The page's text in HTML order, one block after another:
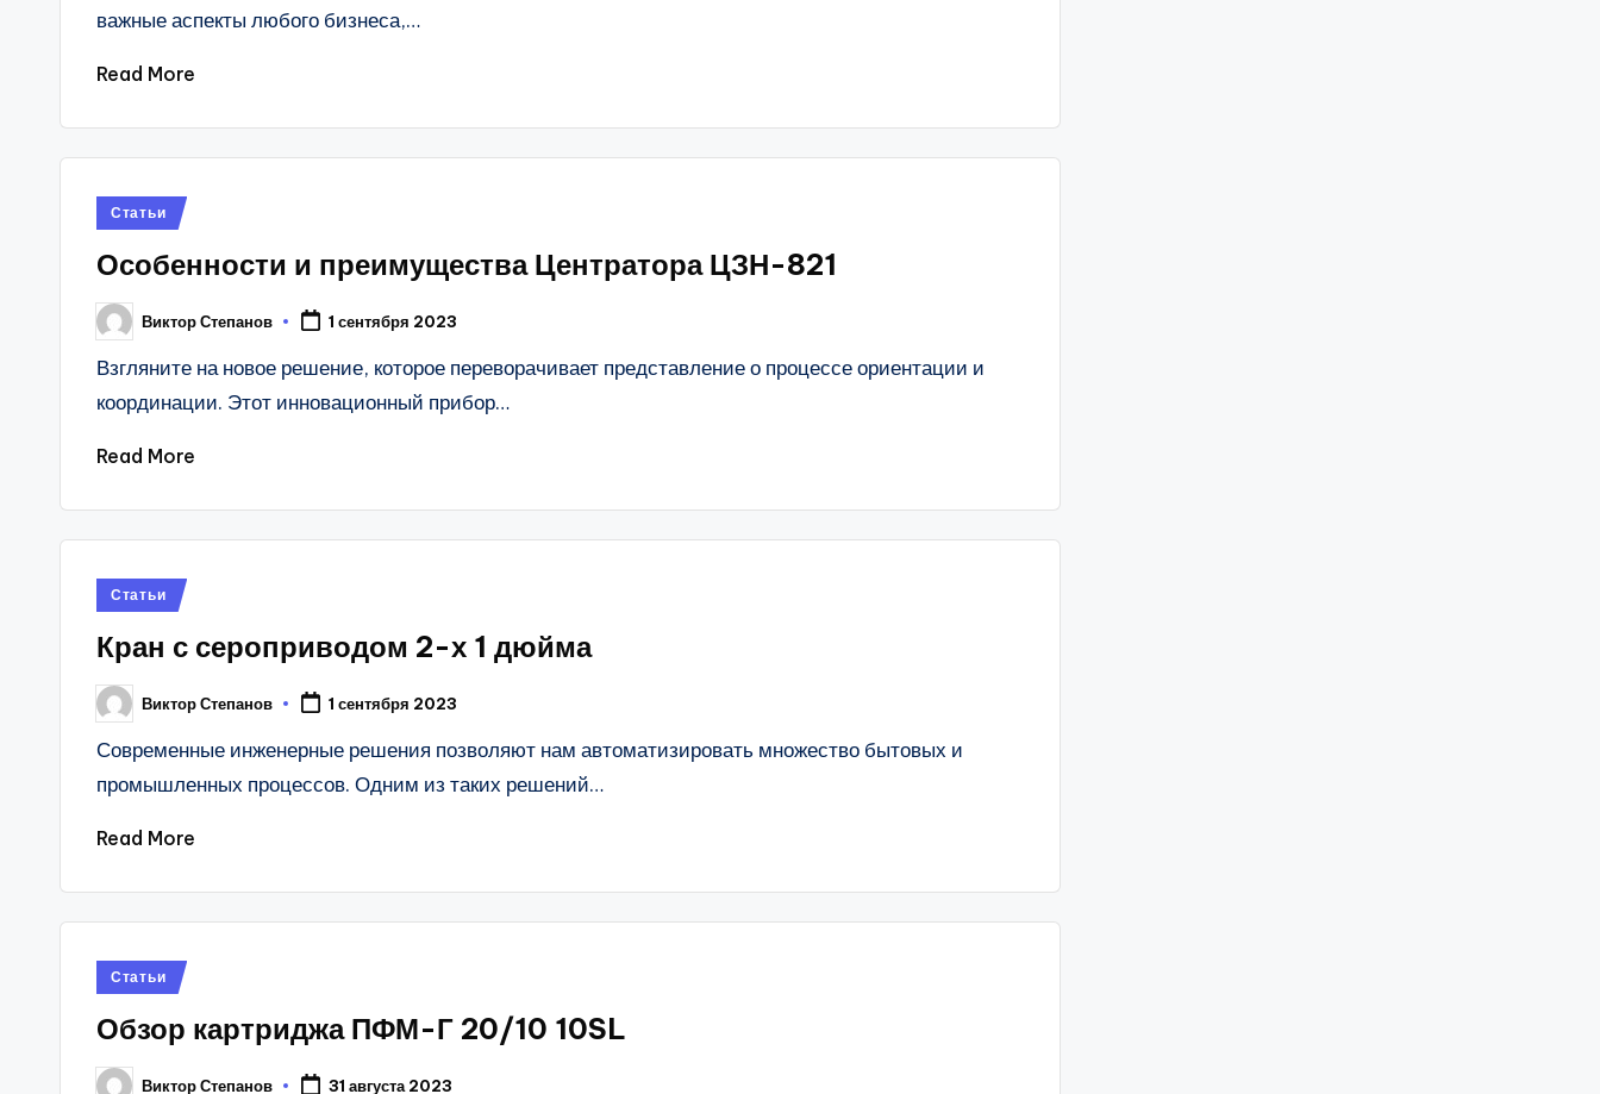
важные аспекты любого бизнеса,…
Read More
Posted
Статьи
Особенности и преимущества Центратора ЦЗН-821
Posted
by
Виктор Степанов 1 сентября 2023
Взгляните на новое решение, которое переворачивает представление о процессе ориентации и
координации. Этот инновационный прибор…
Read More
Posted
Статьи
Кран с сероприводом 2-х 1 дюйма
Posted
by
Виктор Степанов 1 сентября 2023
Современные инженерные решения позволяют нам автоматизировать множество бытовых и
промышленных процессов. Одним из таких решений…
Read More
Posted
Статьи
Обзор картриджа ПФМ-Г 20/10 10SL
Виктор Степанов 31 августа 2023